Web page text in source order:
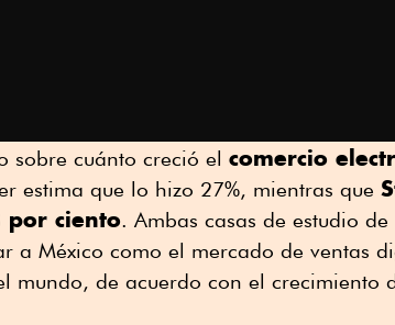
sobre cuánto creció el comercio
estima que lo hizo 27%, mientras que
por ciento. Ambas casas de estudio
a México como el mercado de ventas
mundo, de acuerdo con el crecimiento